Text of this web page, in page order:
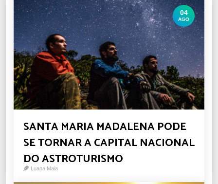
04
AGO
SANTA MARIA MADALENA PODE
SE TORNAR A CAPITAL NACIONAL
DO ASTROTURISMO
Luana Maia